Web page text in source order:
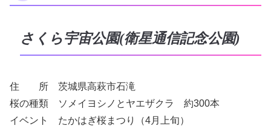
さくら宇宙公園(衛星通信記念公園)
住 所 茨城県高萩市石滝
桜の種類 ソメイヨシノとヤエザクラ 約300本
イベント たかはぎ桜まつり（4月上旬）